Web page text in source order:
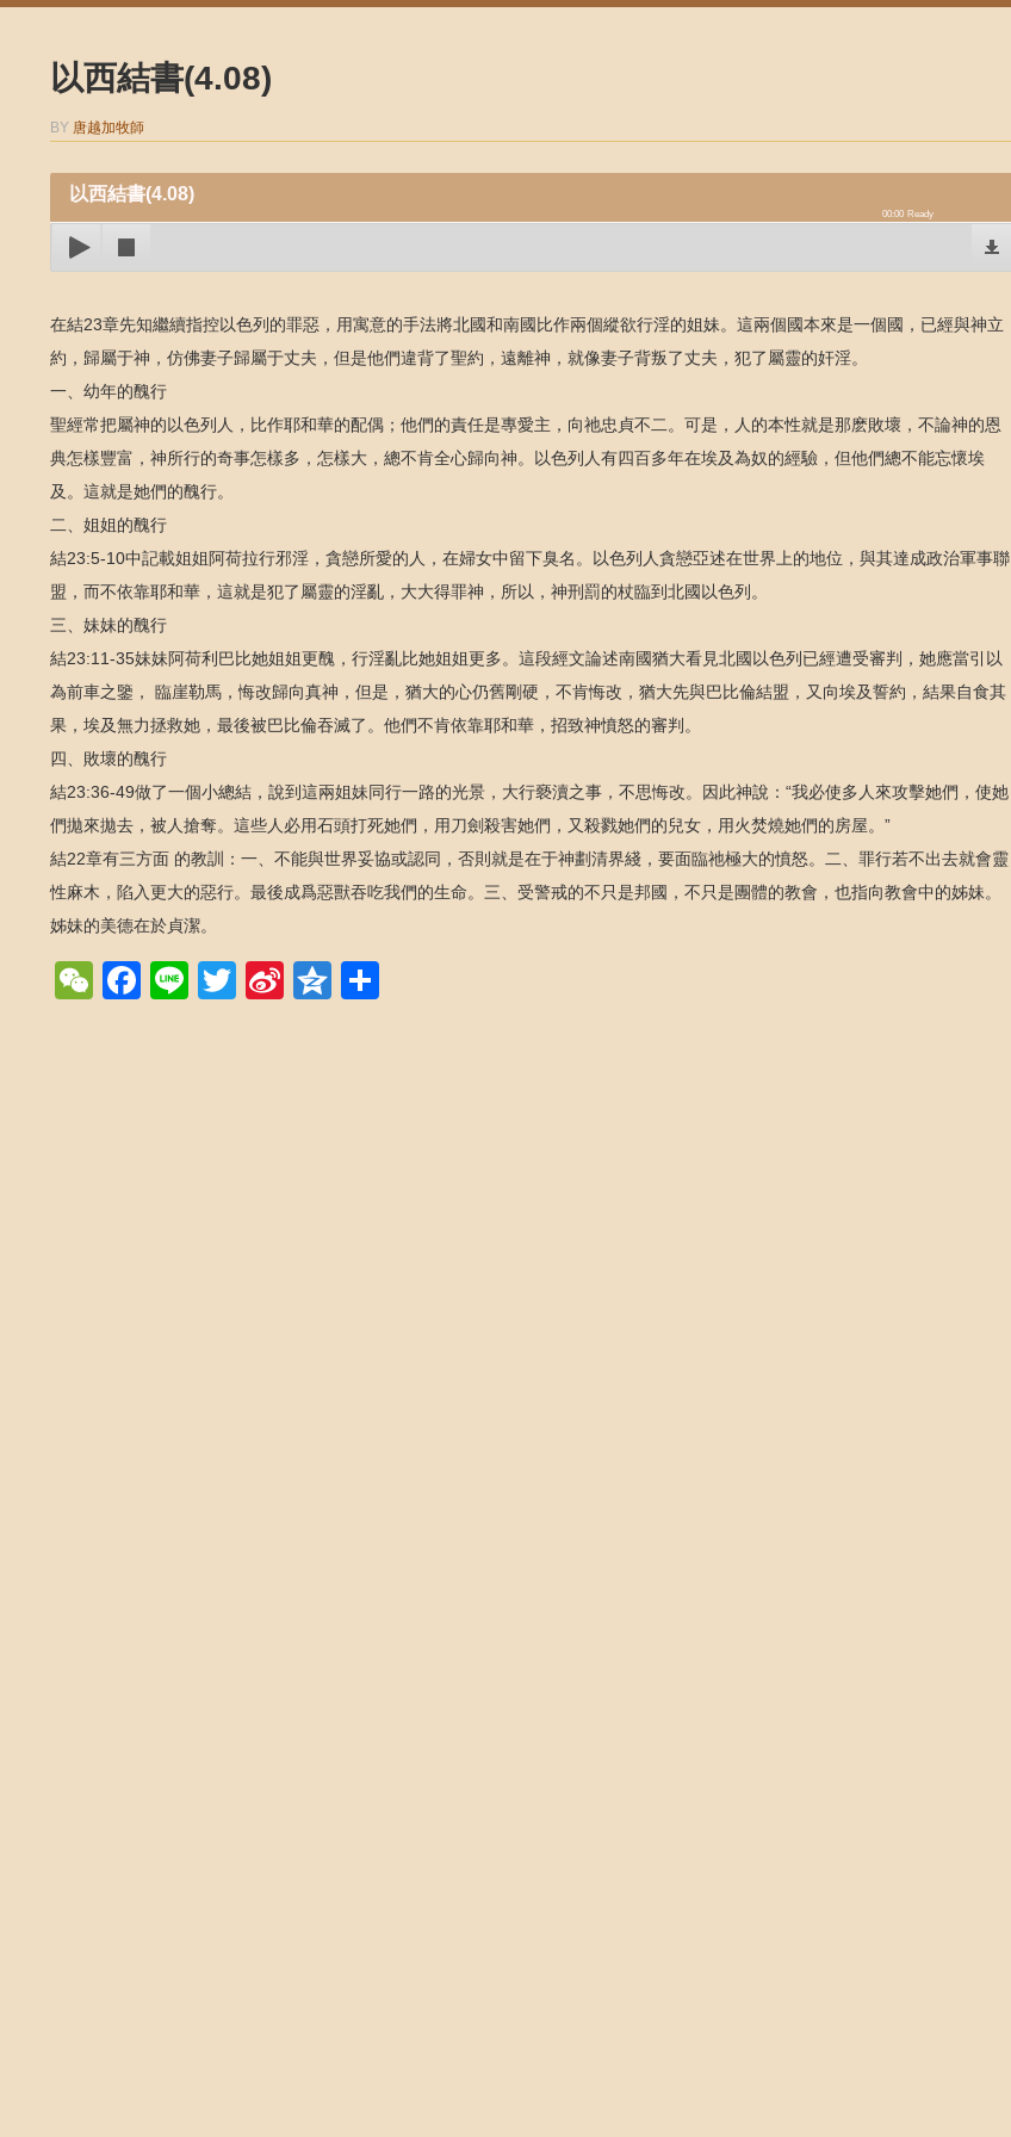
以西結書(4.08)
BY 唐越加牧師
以西結書(4.08)
00:00 Ready
在結23章先知繼續指控以色列的罪惡，用寓意的手法將北國和南國比作兩個縱欲行淫的姐妹。這兩個國本來是一個國，已經與神立
約，歸屬于神，仿佛妻子歸屬于丈夫，但是他們違背了聖約，遠離神，就像妻子背叛了丈夫，犯了屬靈的奸淫。
一、幼年的醜行
聖經常把屬神的以色列人，比作耶和華的配偶；他們的責任是專愛主，向祂忠貞不二。可是，人的本性就是那麽敗壞，不論神的恩
典怎樣豐富，神所行的奇事怎樣多，怎樣大，總不肯全心歸向神。以色列人有四百多年在埃及為奴的經驗，但他們總不能忘懷埃
及。這就是她們的醜行。
二、姐姐的醜行
結23:5-10中記載姐姐阿荷拉行邪淫，貪戀所愛的人，在婦女中留下臭名。以色列人貪戀亞述在世界上的地位，與其達成政治軍事聯
盟，而不依靠耶和華，這就是犯了屬靈的淫亂，大大得罪神，所以，神刑罰的杖臨到北國以色列。
三、妹妹的醜行
結23:11-35妹妹阿荷利巴比她姐姐更醜，行淫亂比她姐姐更多。這段經文論述南國猶大看見北國以色列已經遭受審判，她應當引以
為前車之鑒， 臨崖勒馬，悔改歸向真神，但是，猶大的心仍舊剛硬，不肯悔改，猶大先與巴比倫結盟，又向埃及誓約，結果自食其
果，埃及無力拯救她，最後被巴比倫吞滅了。他們不肯依靠耶和華，招致神憤怒的審判。
四、敗壞的醜行
結23:36-49做了一個小總結，說到這兩姐妹同行一路的光景，大行褻瀆之事，不思悔改。因此神說：“我必使多人來攻擊她們，使她
們拋來拋去，被人搶奪。這些人必用石頭打死她們，用刀劍殺害她們，又殺戮她們的兒女，用火焚燒她們的房屋。”
結22章有三方面 的教訓：一、不能與世界妥協或認同，否則就是在于神劃清界綫，要面臨祂極大的憤怒。二、罪行若不出去就會靈
性麻木，陷入更大的惡行。最後成爲惡獸吞吃我們的生命。三、受警戒的不只是邦國，不只是團體的教會，也指向教會中的姊妹。
姊妹的美德在於貞潔。
WeChat
Facebook
LineTwitterSinaQzone